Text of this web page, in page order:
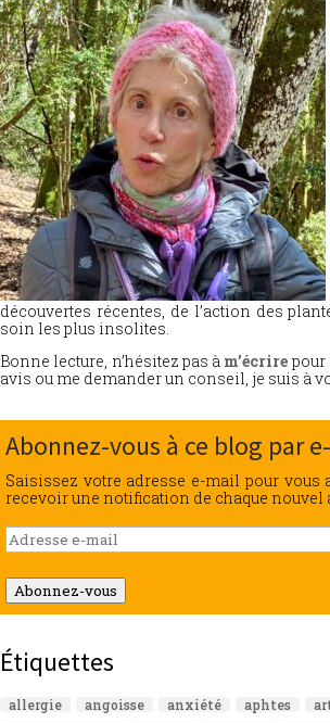
découvertes récentes, de l’action des
soin les plus insolites.
Bonne lecture, n’hésitez pas à m’écrire pour
avis ou me demander un conseil, je suis à
Abonnez-vous à ce blog par
Saisissez votre adresse e-mail pour vous
recevoir une notification de chaque nouvel
Adresse
e-
mail
Abonnez-vous
Étiquettes
allergie angoisse anxiété aphtes